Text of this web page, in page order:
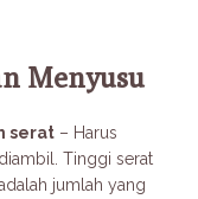
Menyusu
serat – Harus
Tinggi serat
jumlah yang